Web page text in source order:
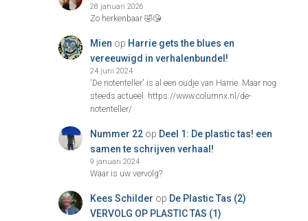
28 januari 2026
Zo herkenbaar 🤣😘
Mien op Harrie gets the blues en
vereeuwigd in verhalenbundel!
24 juni 2024
'De notenteller' is al een oudje van Harrie. Maar nog
steeds actueel. https://www.columnx.nl/de-
notenteller/
Nummer 22op Deel 1: De plastic tas! een
samen te schrijven verhaal!
9 januari 2024
Waar is uw vervolg?
Kees Schilder op De Plastic Tas (2)
VERVOLG OP PLASTIC TAS (1)